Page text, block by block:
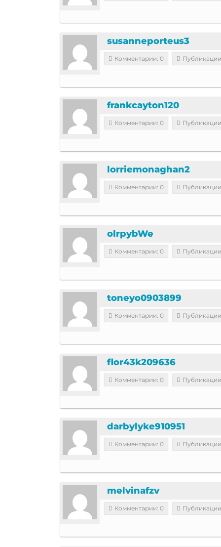
susanneporteus3
Комментарии: 0
frankcayton120
Комментарии: 0
lorriemonaghan2
Комментарии: 0
olrpybWe
Комментарии: 0
toneyo0903899
Комментарии: 0
flor43k209636
Комментарии: 0
darbylyke910951
Комментарии: 0
melvinafzv
Комментарии: 0